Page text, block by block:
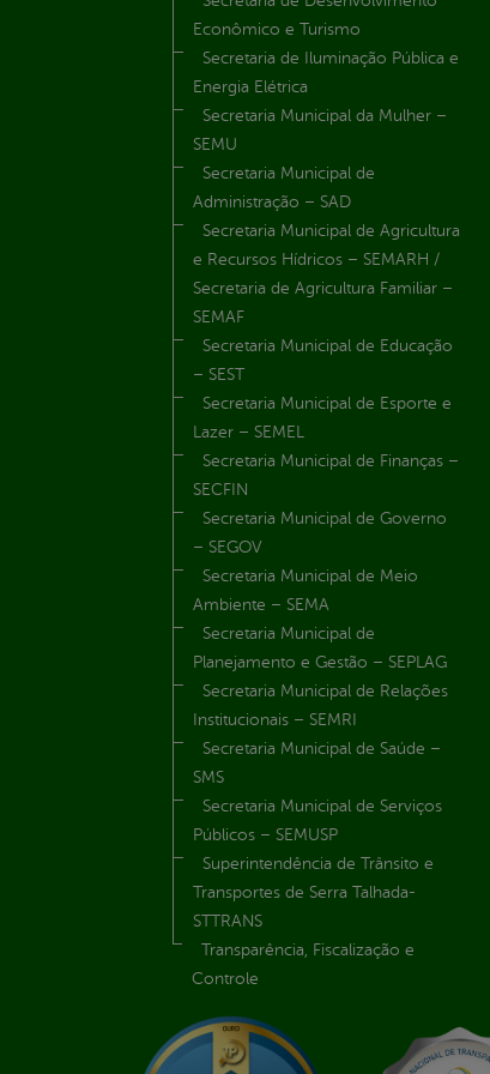
Econômico e Turismo
Secretaria de Iluminação Pública e
Energia Elétrica
Secretaria Municipal da Mulher –
SEMU
Secretaria Municipal de
Administração – SAD
Secretaria Municipal de Agricultura
e Recursos Hídricos – SEMARH /
Secretaria de Agricultura Familiar –
SEMAF
Secretaria Municipal de Educação
– SEST
Secretaria Municipal de Esporte e
Lazer – SEMEL
Secretaria Municipal de Finanças –
SECFIN
Secretaria Municipal de Governo
– SEGOV
Secretaria Municipal de Meio
Ambiente – SEMA
Secretaria Municipal de
Planejamento e Gestão – SEPLAG
Secretaria Municipal de Relações
Institucionais – SEMRI
Secretaria Municipal de Saúde –
SMS
Secretaria Municipal de Serviços
Públicos – SEMUSP
Superintendência de Trânsito e
Transportes de Serra Talhada-
STTRANS
Transparência, Fiscalização e
Controle